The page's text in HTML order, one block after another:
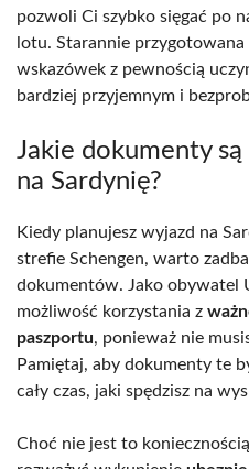
pozwoli Ci szybko sięgać po
lotu. Starannie
wskazówek z pewnością
bardziej przyjemnym i
Jakie dokumenty
na Sardynię?
Kiedy planujesz wyjazd na
strefie Schengen, warto
dokumentów. Jako obywatel
możliwość korzystania z
paszportu, ponieważ nie
Pamiętaj, aby dokumenty te
cały czas, jaki spędzisz na
Choć nie jest to